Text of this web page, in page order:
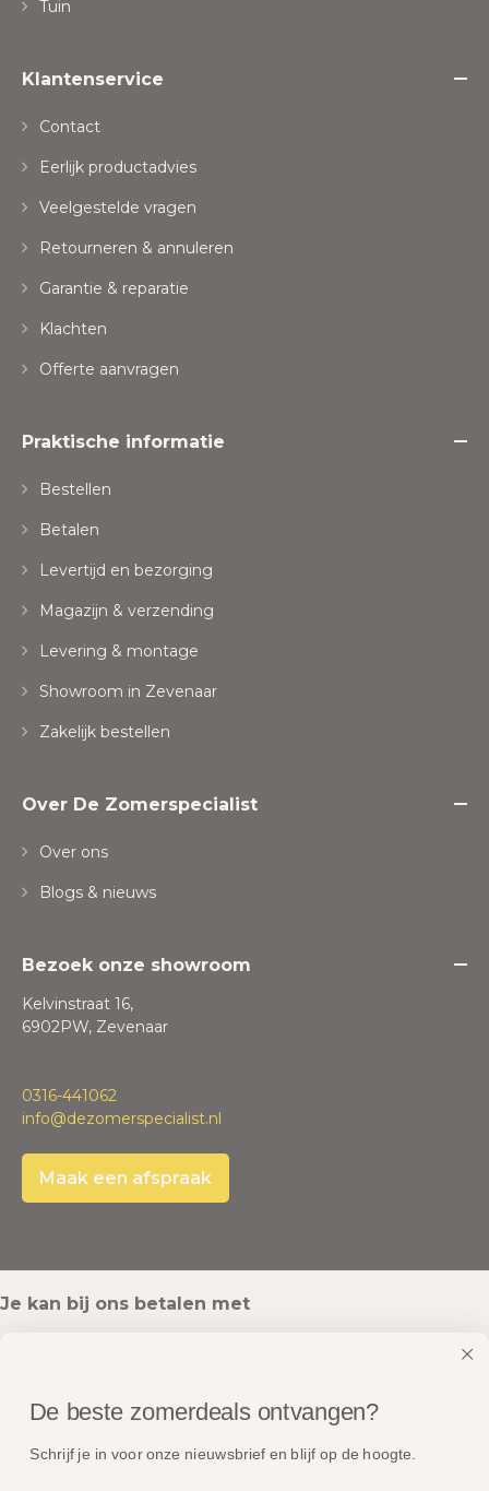
Tuin
Klantenservice
Contact
Eerlijk productadvies
Veelgestelde vragen
Retourneren & annuleren
Garantie & reparatie
Klachten
Offerte aanvragen
Praktische informatie
Bestellen
Betalen
Levertijd en bezorging
Magazijn & verzending
Levering & montage
Showroom in Zevenaar
Zakelijk bestellen
Over De Zomerspecialist
Over ons
Blogs & nieuws
Bezoek onze showroom
Kelvinstraat 16,
6902PW, Zevenaar
0316-441062
info@dezomerspecialist.nl
Maak een afspraak
Je kan bij ons betalen met
Onze pakketten worden verstuurd met
De beste zomerdeals ontvangen?
Schrijf je in voor onze nieuwsbrief en blijf op de hoogte.